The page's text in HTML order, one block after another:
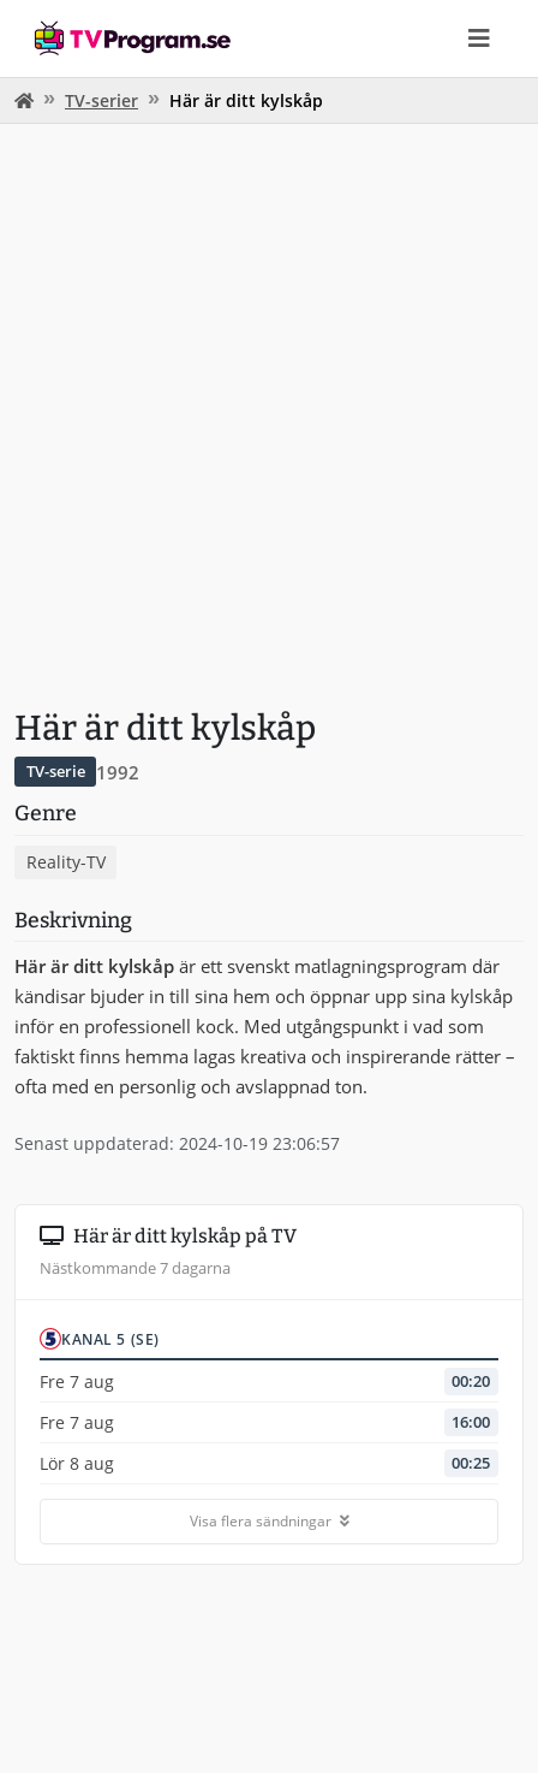
TV-serier Här är ditt kylskåp
Här är ditt kylskåp
TV-serie 1992
Genre
Reality-TV
Beskrivning
Här är ditt kylskåp är ett svenskt matlagningsprogram där
kändisar bjuder in till sina hem och öppnar upp sina kylskåp
inför en professionell kock. Med utgångspunkt i vad som
faktiskt finns hemma lagas kreativa och inspirerande rätter –
ofta med en personlig och avslappnad ton.
Senast uppdaterad: 2024-10-19 23:06:57
Här är ditt kylskåp på TV
Nästkommande 7 dagarna
KANAL 5 (SE)
Fre 7 aug 00:20
Fre 7 aug 16:00
Lör 8 aug 00:25
Visa flera sändningar